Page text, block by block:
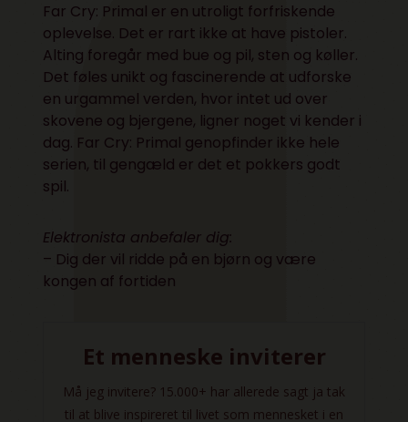
Far Cry: Primal er en utroligt forfriskende
oplevelse. Det er rart ikke at have pistoler.
Alting foregår med bue og pil, sten og køller.
Det føles unikt og fascinerende at udforske
en urgammel verden, hvor intet ud over
skovene og bjergene, ligner noget vi kender i
dag. Far Cry: Primal genopfinder ikke hele
serien, til gengæld er det et pokkers godt
spil.
Elektronista anbefaler dig:
– Dig der vil ridde på en bjørn og være
kongen af fortiden